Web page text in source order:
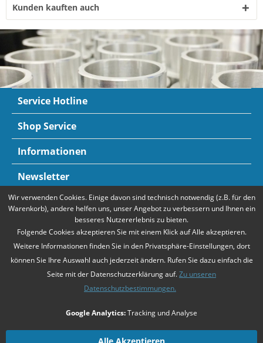
Kunden kauften auch
Service Hotline
Shop Service
Informationen
Newsletter
Zahlungsarten Mehr Informationen
falls nicht anders beschrieben
Unsere Angebote richten sich ausschließlich an Unternehmer gemäß§14
Wir verwenden Cookies. Einige davon sind technisch notwendig (z.B. für den
Warenkorb), andere helfen uns, unser Angebot zu verbessern und Ihnen ein
besseres Nutzererlebnis zu bieten.
Folgende Cookies akzeptieren Sie mit einem Klick auf Alle akzeptieren.
Weitere Informationen finden Sie in den Privatsphäre-Einstellungen, dort
können Sie Ihre Auswahl auch jederzeit ändern. Rufen Sie dazu einfach die
Seite mit der Datenschutzerklärung auf.Zu unseren
Datenschutzbestimmungen.
Google Analytics:Tracking und Analyse